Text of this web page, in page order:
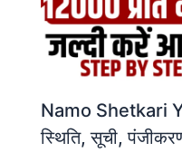
Namo Shetkari
स्थिति, सूची,